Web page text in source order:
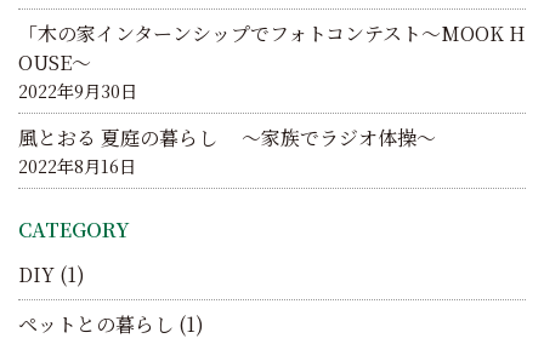
「木の家インターンシップでフォトコンテスト～MOOK H
OUSE～
2022年9月30日
風とおる 夏庭の暮らし ～家族でラジオ体操～
2022年8月16日
CATEGORY
DIY (1)
ペットとの暮らし (1)